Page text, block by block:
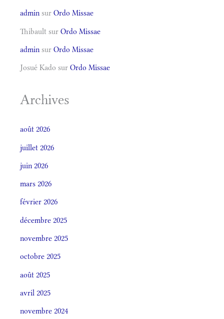
admin sur Ordo Missae
Thibault sur Ordo Missae
admin sur Ordo Missae
Josué Kado sur Ordo Missae
Archives
août 2026
juillet 2026
juin 2026
mars 2026
février 2026
décembre 2025
novembre 2025
octobre 2025
août 2025
avril 2025
novembre 2024